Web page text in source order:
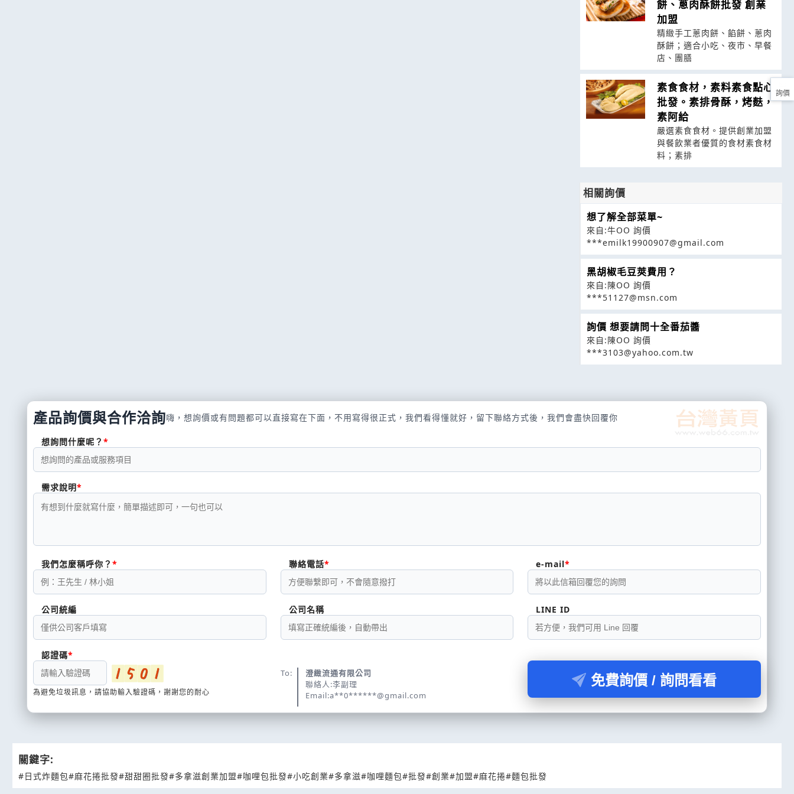
餅、蔥肉酥餅批發 創業
加盟
精緻手工蔥肉餅、餡餅、蔥肉
酥餅；適合小吃、夜市、早餐
店、團膳
素食食材，素料素食點心
批發。素排骨酥，烤麩，
素阿給
嚴選素食食材。提供創業加盟
與餐飲業者優質的食材素食材
料；素排
相關詢價
想了解全部菜單~
來自:牛OO 詢價
***emilk19900907@gmail.com
黑胡椒毛豆莢費用？
來自:陳OO 詢價
***51127@msn.com
詢價 想要請問十全番茄醬
來自:陳OO 詢價
***3103@yahoo.com.tw
產品詢價與合作洽詢嗨，想詢價或有問題都可以直接寫在下面，不用寫得很正式，我們看得懂就好，留下聯絡方式後，我們會盡快回覆你
想詢問什麼呢？
需求說明
我們怎麼稱呼你？ 聯絡電話 e-mail
公司統編 公司名稱 LINE ID
認證碼
為避免垃圾訊息，請協助輸入驗證碼，謝謝您的耐心
To:
澄緻流通有限公司
聯絡人:李副理
Email:a**0******@gmail.com
免費詢價 / 詢問看看
關鍵字:
#日式炸麵包#麻花捲批發#甜甜圈批發#多拿滋創業加盟#咖哩包批發#小吃創業#多拿滋#咖哩麵包#批發#創業#加盟#麻花捲#麵包批發
詢價